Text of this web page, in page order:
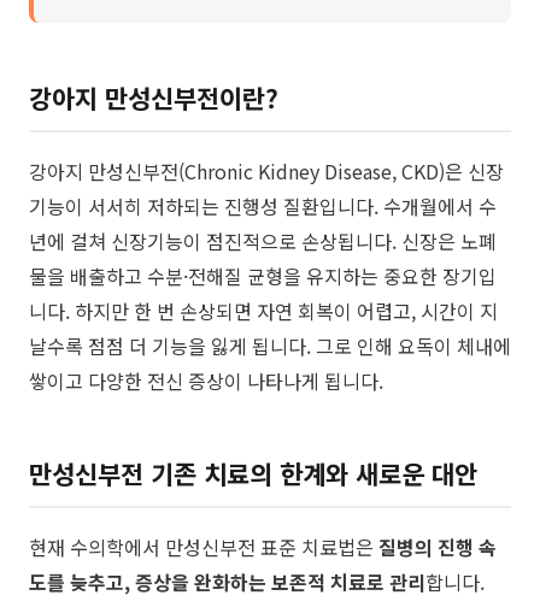
​강아지 만성신부전이란?
강아지 만성신부전(Chronic Kidney Disease, CKD)은 신장
기능이 서서히 저하되는 진행성 질환입니다. 수개월에서 수
년에 걸쳐 신장기능이 점진적으로 손상됩니다. 신장은 노폐
물을 배출하고 수분·전해질 균형을 유지하는 중요한 장기입
니다. ​하지만 한 번 손상되면 자연 회복이 어렵고, 시간이 지
날수록 점점 더 기능을 잃게 됩니다. 그로 인해 요독이 체내에
쌓이고 다양한 전신 증상이 나타나게 됩니다.
만성신부전 기존 치료의 한계와 새로운 대안
​현재 수의학에서 만성신부전 표준 치료법은 질병의 진행 속
도를 늦추고, 증상을 완화하는 보존적 치료로 관리합니다.